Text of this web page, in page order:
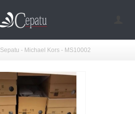
Sepatu - Michael Kors - MS10002